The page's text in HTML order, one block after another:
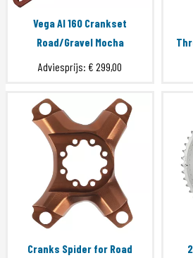
Vega Al 160 Crankset
Road/Gravel Mocha
Adviesprijs: € 299,00
Cranks Spider for Road